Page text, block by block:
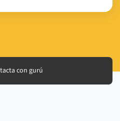
con gurú